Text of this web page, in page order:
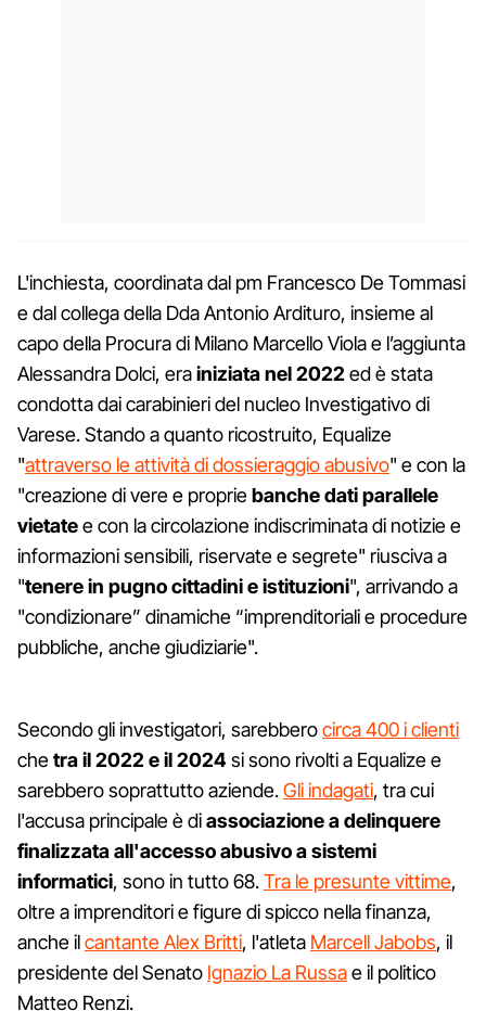
L'inchiesta, coordinata dal pm Francesco De Tommasi
e dal collega della Dda Antonio Ardituro, insieme al
capo della Procura di Milano Marcello Viola e l’aggiunta
Alessandra Dolci, erainiziata nel 2022ed è stata
condotta dai carabinieri del nucleo Investigativo di
Varese. Stando a quanto ricostruito, Equalize
"attraverso le attività di dossieraggio abusivo" e con la
"creazione di vere e propriebanche dati parallele
vietatee con la circolazione indiscriminata di notizie e
informazioni sensibili, riservate e segrete" riusciva a
"tenere in pugno cittadini e istituzioni", arrivando a
"condizionare” dinamiche “imprenditoriali e procedure
pubbliche, anche giudiziarie".
Secondo gli investigatori, sarebberocirca 400 i clienti
chetra il 2022 e il 2024si sono rivolti a Equalize e
sarebbero soprattutto aziende.Gli indagati, tra cui
l'accusa principale è diassociazione a delinquere
finalizzata all'accesso abusivo a sistemi
informatici, sono in tutto 68.Tra le presunte vittime,
oltre a imprenditori e figure di spicco nella finanza,
anche ilcantante Alex Britti, l'atleta Marcell Jabobs, il
presidente del Senato Ignazio La Russae il politico
Matteo Renzi.